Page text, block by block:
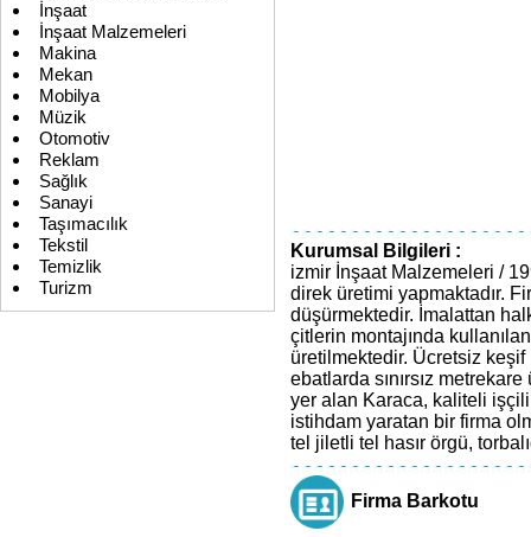
İnşaat
İnşaat Malzemeleri
Makina
Mekan
Mobilya
Müzik
Otomotiv
Reklam
Sağlık
Sanayi
Taşımacılık
Tekstil
Temizlik
Turizm
Kurumsal Bilgileri :
izmir İnşaat Malzemeleri /
direk üretimi yapmaktadır.
düşürmektedir. İmalattan
çitlerin montajında
üretilmektedir. Ücretsiz
ebatlarda sınırsız
yer alan Karaca, kaliteli
istihdam yaratan bir firma
tel jiletli tel hasır örgü,
Firma Barkotu